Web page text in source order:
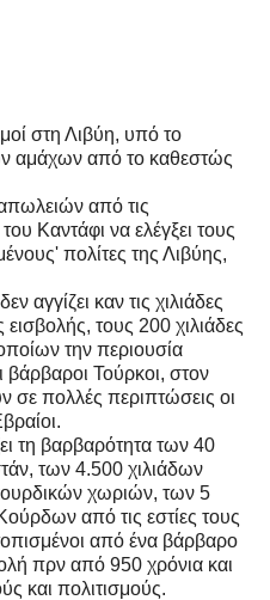
στη Λιβύη, υπό το
αμάχων από το καθεστώς
από τις
Καντάφι να ελέγξει τους
πολίτες της Λιβύης,
αγγίζει καν τις χιλιάδες
τους 200 χιλιάδες
την περιουσία
βάρβαροι Τούρκοι, στον
σε πολλές περιπτώσεις οι
τη βαρβαρότητα των 40
των 4.500 χιλιάδων
χωριών, των 5
από τις εστίες τους
από ένα βάρβαρο
πρν από 950 χρόνια και
και πολιτισμούς.